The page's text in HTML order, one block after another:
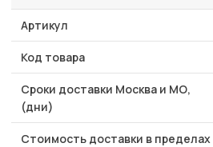
Артикул
Код товара
Сроки доставки Москва и МО,
(дни)
Стоимость доставки в пределах